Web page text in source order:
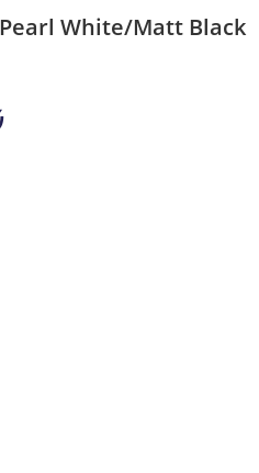
Pearl White/Matt Black